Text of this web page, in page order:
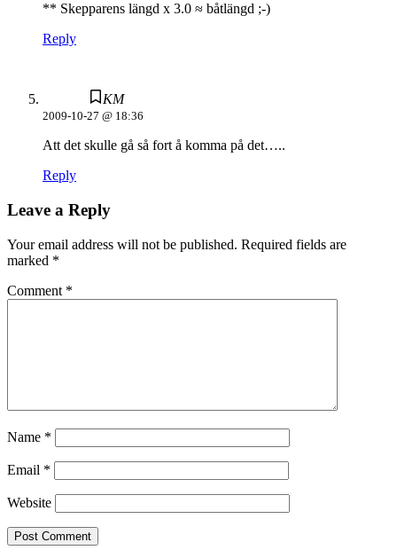
** Skepparens längd x 3.0 ≈ båtlängd ;-)
Reply
KM
2009-10-27 @ 18:36
Att det skulle gå så fort å komma på det…..
Reply
Leave a Reply
Your email address will not be published. Required fields are
marked *
Comment *
Name *
Email *
Website